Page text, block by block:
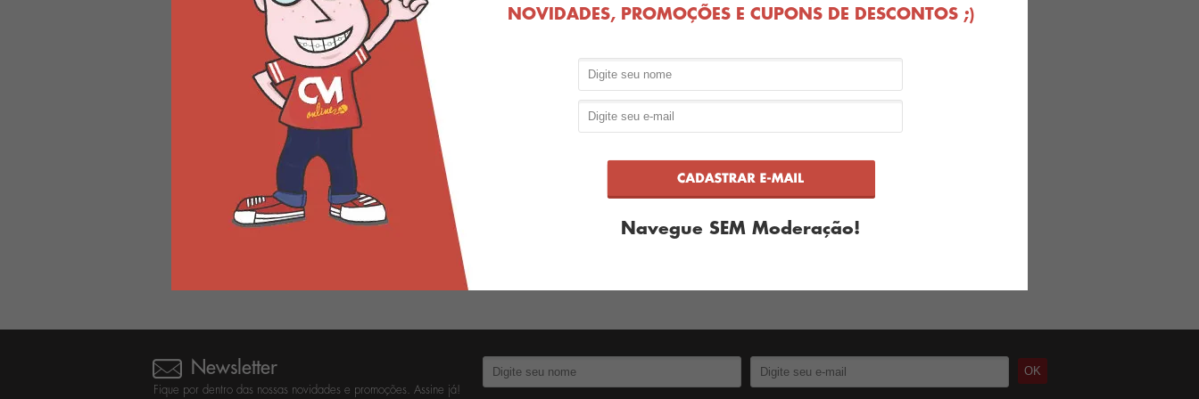
Produto esgotado Produto esgotado
Newsletter
Fique por dentro das nossas novidades e promoções. Assine já!
NOVIDADES, PROMOÇÕES E CUPONS DE DESCONTOS ;)
Navegue SEM Moderação!